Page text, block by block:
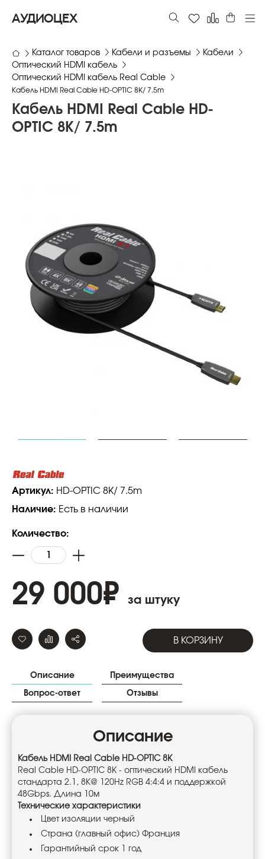
АУДИОЦЕХ
Каталог товаров Кабели и разъемы
Кабели
Оптический HDMI кабель
Оптический HDMI кабель Real Cable
Кабель HDMI Real Cable HD-OPTIC 8K/ 7.5m
Кабель HDMI Real Cable HD-
OPTIC 8K/ 7.5m
Артикул: HD-OPTIC 8K/ 7.5m
Наличие: Есть в наличии
Количество:
29 000₽ за штуку
В КОРЗИНУ
Описание Преимущества
Вопрос-ответ Отзывы
Описание
Кабель HDMI Real Cable HD-OPTIC 8K
Real Cable HD-OPTIC 8K - оптический HDMI кабель
стандарта 2.1, 8К@ 120Hz RGB 4:4:4 и поддержкой
48Gbps. Длина 10м
Технические характеристики
Цвет изоляции черный
Страна (главный офис) Франция
Гарантийный срок 1 год